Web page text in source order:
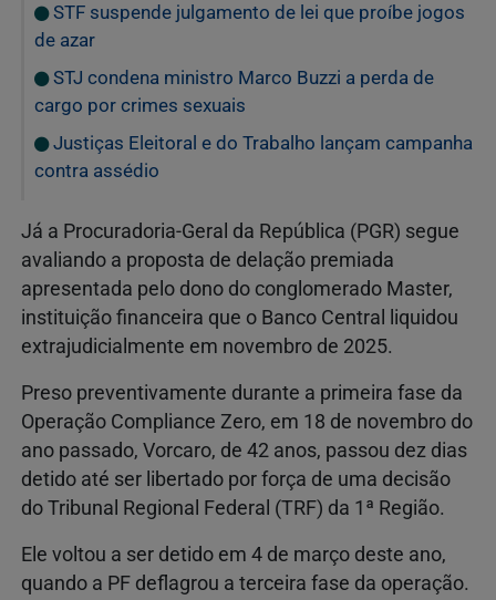
STF suspende julgamento de lei que proíbe jogos
de azar
STJ condena ministro Marco Buzzi a perda de
cargo por crimes sexuais
Justiças Eleitoral e do Trabalho lançam campanha
contra assédio
Já a Procuradoria-Geral da República (PGR) segue
avaliando a proposta de delação premiada
apresentada pelo dono do conglomerado Master,
instituição financeira que o Banco Central liquidou
extrajudicialmente em novembro de 2025.
Preso preventivamente durante a primeira fase da
Operação Compliance Zero, em 18 de novembro do
ano passado, Vorcaro, de 42 anos, passou dez dias
detido até ser libertado por força de uma decisão
do Tribunal Regional Federal (TRF) da 1ª Região.
Ele voltou a ser detido em 4 de março deste ano,
quando a PF deflagrou a terceira fase da operação.